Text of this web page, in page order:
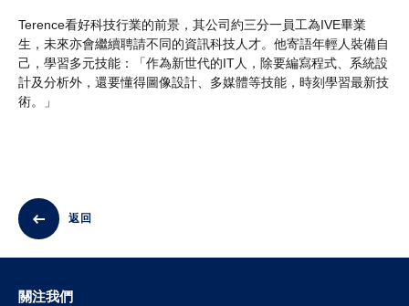
Terence看好科技行業的前景，其公司約三分一員工為IVE畢業
生，未來亦會繼續聘請不同的資訊科技人才。他寄語年輕人裝備自
己，學習多元技能：「作為新世代的IT人，除要編寫程式、系統設
計及分析外，還要懂得圖像設計、多媒體等技能，時刻學習最新技
術。」
返回
關注我們